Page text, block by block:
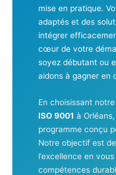
mise en pratique.
adaptés et des
intégrer
cœur de votre
soyez débutant ou
aidons à gagner en
En choisissant notre
ISO 9001 à
programme conçu
Notre objectif est
l’excellence en
compétences